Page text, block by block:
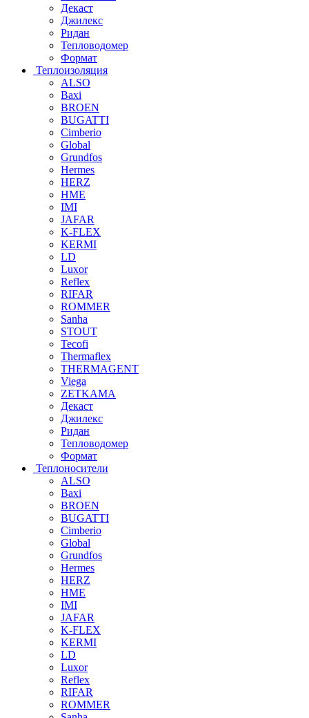
Декаст
Джилекс
Ридан
Тепловодомер
Формат
Теплоизоляция
ALSO
Baxi
BROEN
BUGATTI
Cimberio
Global
Grundfos
Hermes
HERZ
HME
IMI
JAFAR
K-FLEX
KERMI
LD
Luxor
Reflex
RIFAR
ROMMER
Sanha
STOUT
Tecofi
Thermaflex
THERMAGENT
Viega
ZETKAMA
Декаст
Джилекс
Ридан
Тепловодомер
Формат
Теплоносители
ALSO
Baxi
BROEN
BUGATTI
Cimberio
Global
Grundfos
Hermes
HERZ
HME
IMI
JAFAR
K-FLEX
KERMI
LD
Luxor
Reflex
RIFAR
ROMMER